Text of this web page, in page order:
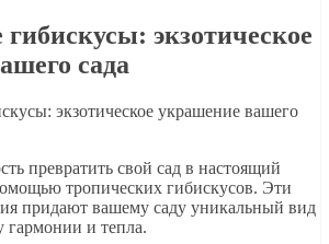
экзотическое
сада
превратить свой сад в настоящий
тропических гибискусов. Эти
придают вашему саду уникальный вид
гармонии и тепла.